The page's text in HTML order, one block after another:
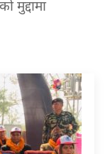
मुद्दामा